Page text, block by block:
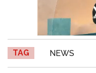
TAG NEWS